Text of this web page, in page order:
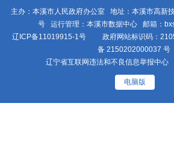
主办：本溪市人民政府办公室 地址：本溪市高新
号 运行管理：本溪市数据中心 邮箱：
辽ICP备11019915-1号 政府网站标识码：
备 2150202000037 号
辽宁省互联网违法和不良信息举报中心
电脑版